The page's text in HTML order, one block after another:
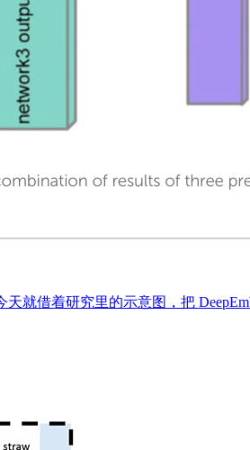
就借着研究里的示意图，把